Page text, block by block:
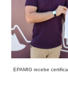
EPAMIG recebe